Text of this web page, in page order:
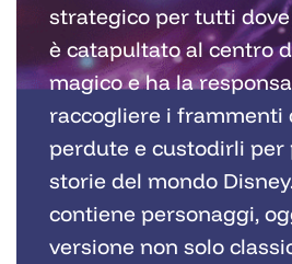
strategico per tutti
è catapultato al centro
magico e ha la
raccogliere i frammenti
perdute e custodirli per
storie del mondo
contiene personaggi,
versione non solo